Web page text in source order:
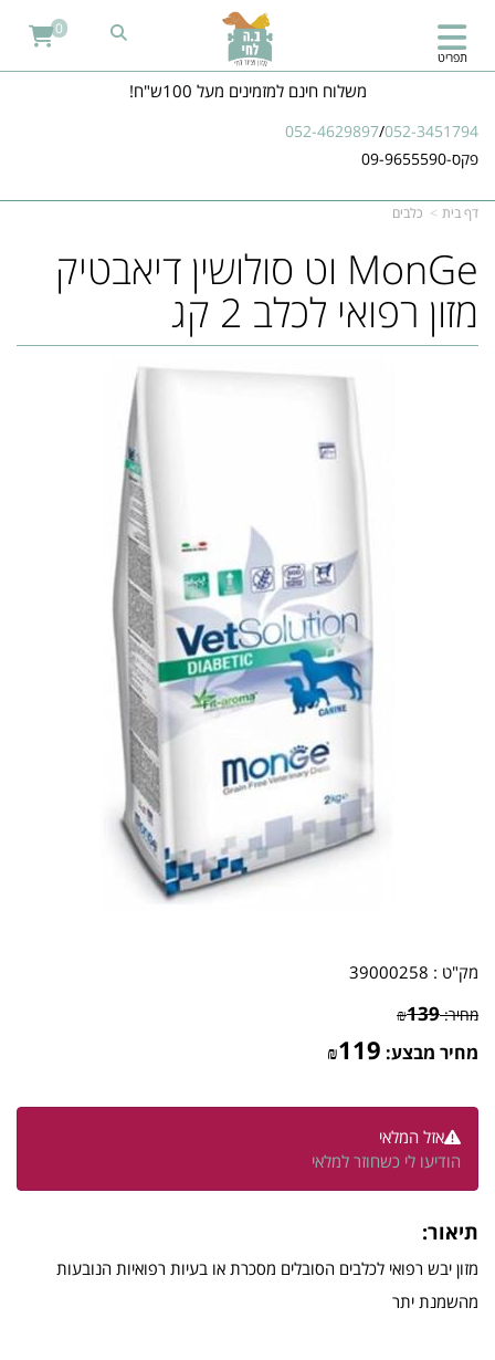
משלוח חינם למזמינים מעל 100ש"ח!
052-4629897/052-3451794
פקס-09-9655590
תפריט
0
דף בית כלבים
MonGe וט סולושין דיאבטיק
מזון רפואי לכלב 2 קג
מק"ט : 39000258
מחיר: ₪139
מחיר מבצע: ₪119
אזל המלאי
הודיעו לי כשחוזר למלאי
תיאור:
מזון יבש רפואי לכלבים הסובלים מסכרת או בעיות רפואיות הנובעות
מהשמנת יתר